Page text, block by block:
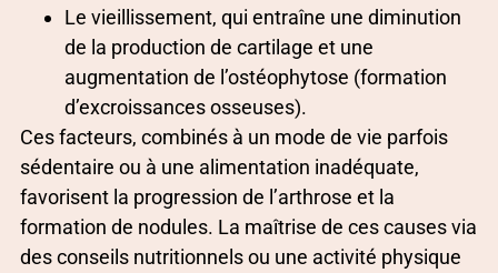
Le vieillissement, qui entraîne une diminution
de la production de cartilage et une
augmentation de l’ostéophytose (formation
d’excroissances osseuses).
Ces facteurs, combinés à un mode de vie parfois
sédentaire ou à une alimentation inadéquate,
favorisent la progression de l’arthrose et la
formation de nodules. La maîtrise de ces causes via
des conseils nutritionnels ou une activité physique